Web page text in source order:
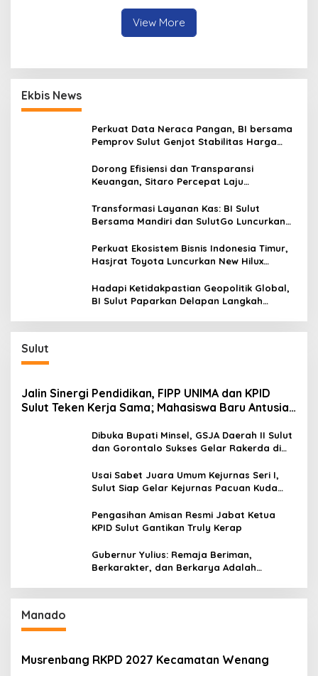
Penuh Tanggung Jawab
View More
Ekbis News
Perkuat Data Neraca Pangan, BI bersama
Pemprov Sulut Genjot Stabilitas Harga
Dorong Efisiensi dan Transparansi
Keuangan, Sitaro Percepat Laju
Transformasi Layanan Kas: BI Sulut
Bersama Mandiri dan SulutGo Luncurkan
Kepulauan
Perkuat Ekosistem Bisnis Indonesia Timur,
Hasjrat Toyota Luncurkan New Hilux
Hadapi Ketidakpastian Geopolitik Global,
BI Sulut Paparkan Delapan Langkah
Sulut
Jalin Sinergi Pendidikan, FIPP UNIMA dan KPID
Sulut Teken Kerja Sama; Mahasiswa Baru Antusias
Dibuka Bupati Minsel, GSJA Daerah II Sulut
dan Gorontalo Sukses Gelar Rakerda di
Usai Sabet Juara Umum Kejurnas Seri I,
Sulut Siap Gelar Kejurnas Pacuan Kuda
Pengasihan Amisan Resmi Jabat Ketua
KPID Sulut Gantikan Truly Kerap
Gubernur Yulius: Remaja Beriman,
Berkarakter, dan Berkarya Adalah
Manado
Musrenbang RKPD 2027 Kecamatan Wenang